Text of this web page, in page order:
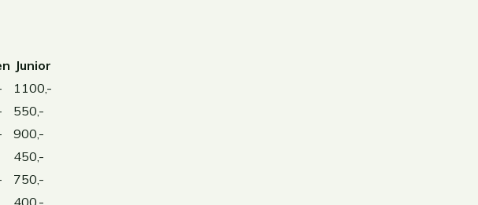
Junior
1100,-
550,-
900,-
450,-
750,-
400,-